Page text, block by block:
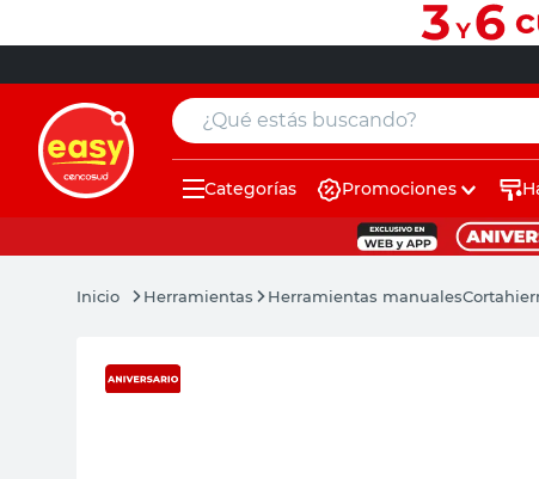
¿Qué estás buscando?
Categorías Promociones
Herramientas Herramientas manuales
muebles